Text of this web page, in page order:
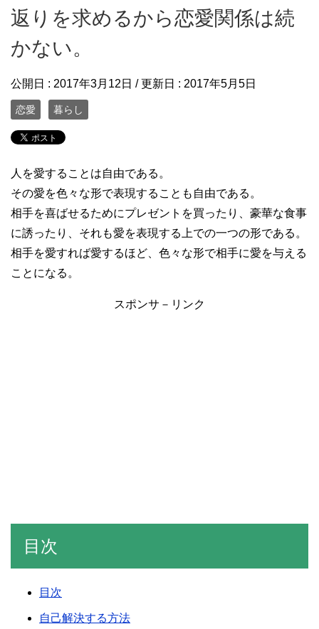
返りを求めるから恋愛関係は続
かない。
公開日 : 2017年3月12日 / 更新日 : 2017年5月5日
恋愛 暮らし
人を愛することは自由である。
その愛を色々な形で表現することも自由である。
相手を喜ばせるためにプレゼントを買ったり、豪華な食事
に誘ったり、それも愛を表現する上での一つの形である。
相手を愛すれば愛するほど、色々な形で相手に愛を与える
ことになる。
スポンサ－リンク
目次
目次
自己解決する方法